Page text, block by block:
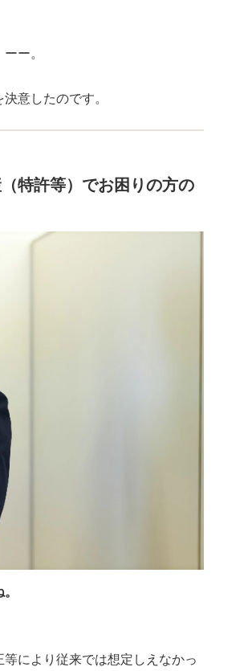
ー。
意したのです。
特許等）でお困りの方の
により従来では想定しえなかっ